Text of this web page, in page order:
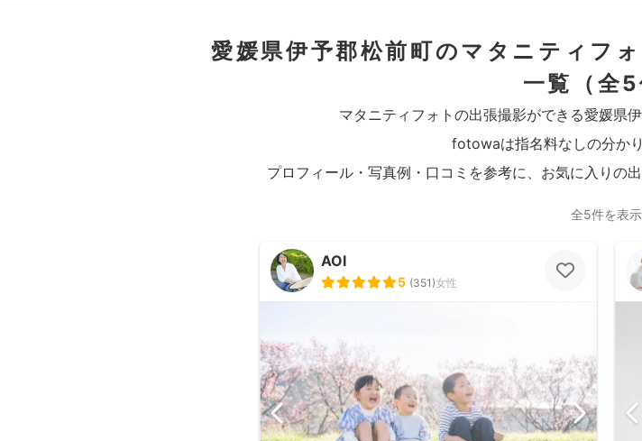
愛媛県伊予郡松前町のマタニティフ
一覧
（全5
マタニティフォトの出張撮影ができる愛媛県
fotowaは指名料なしの分か
プロフィール・写真例・口コミを参考に、お気に入りの
全5件を表示
AOI
5 (351)女性